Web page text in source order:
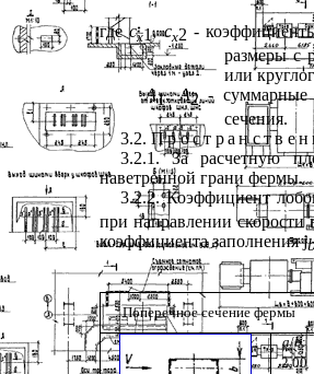
гдеcx1,cx2 -
размеры с
или
А1,А2- суммарные
сечения.
3.2.
3.2.1. За расчетную
наветренной грани фермы.
3.2.2. Коэффициент
при направлении
коэффициента заполненияj
Поперечное сечение фермы
а/b:
2,00